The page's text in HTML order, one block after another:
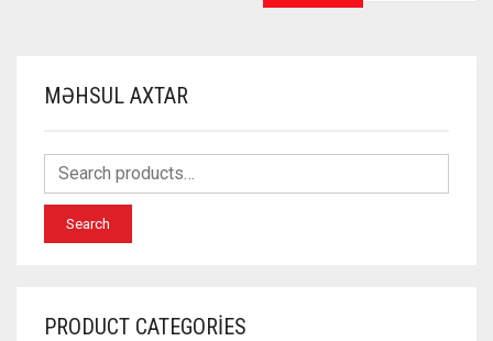
MƏHSUL AXTAR
Search
PRODUCT CATEGORIES